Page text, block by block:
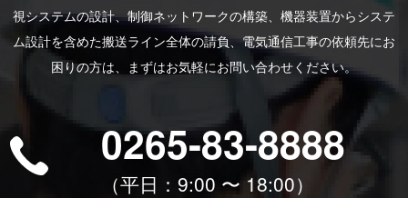
視システムの設計、制御ネットワークの構築、機器装置からシステ
ム設計を含めた搬送ライン全体の請負、電気通信工事の依頼先にお
困りの方は、まずはお気軽にお問い合わせください。
0265-83-8888
（平⽇：9:00 〜 18:00）